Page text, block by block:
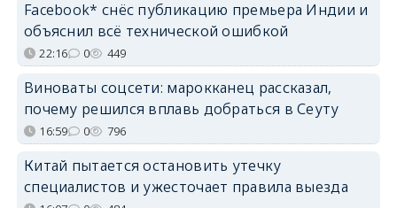
Facebook* снёс публикацию премьера Индии и
объяснил всё технической ошибкой
22:16 0 449
Виноваты соцсети: марокканец рассказал,
почему решился вплавь добраться в Сеуту
16:59 0 796
Китай пытается остановить утечку
специалистов и ужесточает правила выезда